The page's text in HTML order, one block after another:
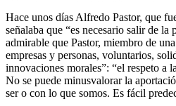
Hace unos días Alfredo Pastor, que
señalaba que “es necesario salir de
admirable que Pastor, miembro de
empresas y personas, voluntarios,
innovaciones morales”: “el respeto a
No se puede minusvalorar la
ser o con lo que somos. Es fácil